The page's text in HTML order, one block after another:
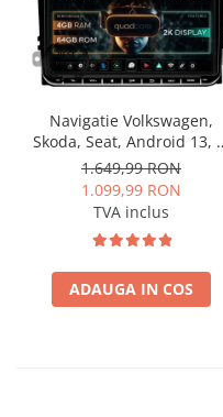
Navigatie Volkswagen,
Skoda, Seat, Android 13,
Quadcore / 4GB RAM +
64GB ROM, 9 Inch - AD-
BGSW94L
1.649,99 RON
1.099,99 RON
TVA inclus
ADAUGA IN COS